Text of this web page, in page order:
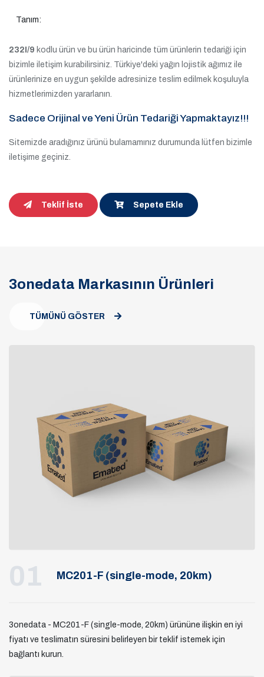
Tanım:
232I/9 kodlu ürün ve bu ürün haricinde tüm ürünlerin tedariği için
bizimle iletişim kurabilirsiniz. Türkiye'deki yağın lojistik ağımız ile
ürünlerinize en uygun şekilde adresinize teslim edilmek koşuluyla
hizmetlerimizden yararlanın.
Sadece Orijinal ve Yeni Ürün Tedariği Yapmaktayız!!!
Sitemizde aradığınız ürünü bulamamınız durumunda lütfen bizimle
iletişime geçiniz.
Teklif İste Sepete Ekle
3onedata Markasının Ürünleri
TÜMÜNÜ GÖSTER
01 MC201-F (single-mode, 20km)
3onedata - MC201-F (single-mode, 20km) ürününe ilişkin en iyi
fiyatı ve teslimatın süresini belirleyen bir teklif istemek için
bağlantı kurun.